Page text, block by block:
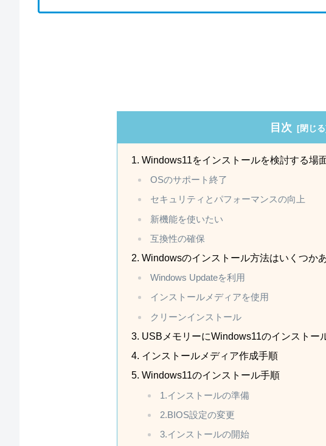
目次
Windows11をインストールを検討する場
OSのサポート終了
セキュリティとパフォーマンスの向上
新機能を使いたい
互換性の確保
Windowsのインストール方法はいくつか
Windows Updateを利用
インストールメディアを使用
クリーンインストール
USBメモリーにWindows11のインストー
インストールメディア作成手順
Windows11のインストール手順
1.インストールの準備
2.BIOS設定の変更
3.インストールの開始